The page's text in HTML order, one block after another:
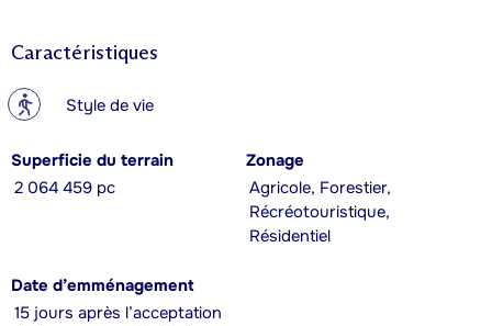
Caractéristiques
? Style de vie
Superficie du terrain
2 064 459 pc
Zonage
Agricole, Forestier,
Récréotouristique,
Résidentiel
Date d’emménagement
15 jours après l’acceptation